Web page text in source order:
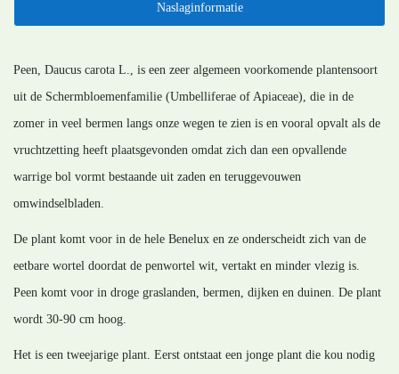
Naslaginformatie
Peen, Daucus carota L., is een zeer algemeen voorkomende plantensoort
uit de Schermbloemenfamilie (Umbelliferae of Apiaceae), die in de
zomer in veel bermen langs onze wegen te zien is en vooral opvalt als de
vruchtzetting heeft plaatsgevonden omdat zich dan een opvallende
warrige bol vormt bestaande uit zaden en teruggevouwen
omwindselbladen.
De plant komt voor in de hele Benelux en ze onderscheidt zich van de
eetbare wortel doordat de penwortel wit, vertakt en minder vlezig is.
Peen komt voor in droge graslanden, bermen, dijken en duinen. De plant
wordt 30-90 cm hoog.
Het is een tweejarige plant. Eerst ontstaat een jonge plant die kou nodig